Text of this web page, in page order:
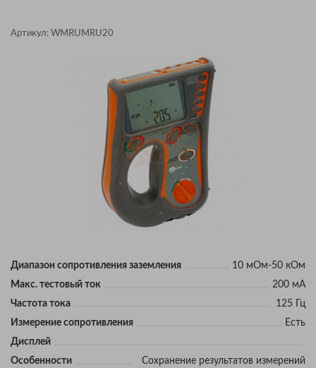
Артикул: WMRUMRU20
Диапазон сопротивления заземления
10 мОм-50 кОм
Макс. тестовый ток
200 мА
Частота тока
125 Гц
Измерение сопротивления
Есть
Дисплей
Особенности
Сохранение результатов измерений